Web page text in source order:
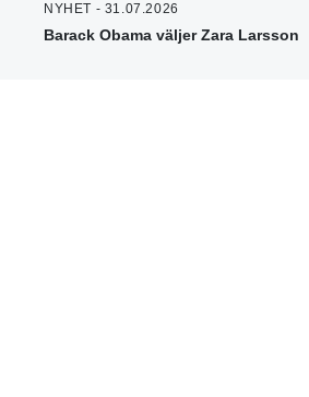
NYHET - 31.07.2026
Barack Obama väljer Zara Larsson